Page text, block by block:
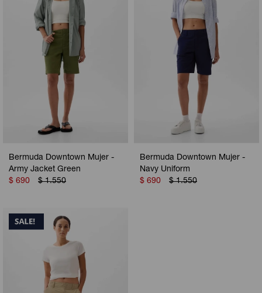
Bermuda Downtown Mujer -
Army Jacket Green
$ 690 $ 1.550
Bermuda Downtown Mujer -
Navy Uniform
$ 690 $ 1.550